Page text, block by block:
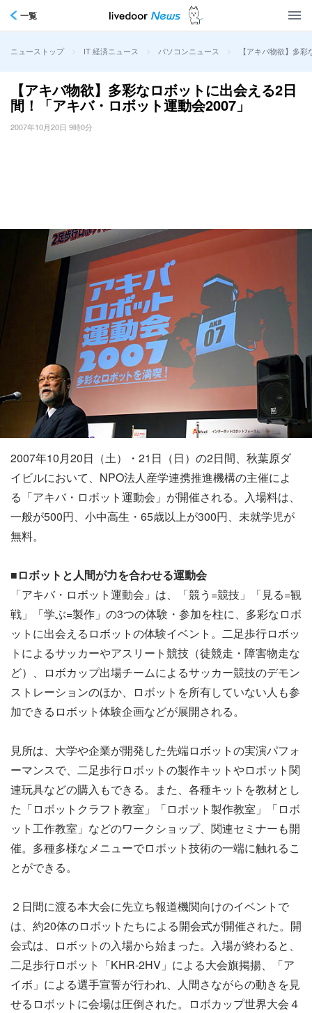
一覧
ニューストップ > IT 経済ニュース > パソコンニュース > 【アキバ物欲】多
【アキバ物欲】多彩なロボットに出会える2日
間！「アキバ・ロボット運動会2007」
2007年10月20日 9時0分
2007年10月20日（土）・21日（日）の2日間、秋葉原ダ
イビルにおいて、NPO法人産学連携推進機構の主催によ
る「アキバ・ロボット運動会」が開催される。入場料は、
一般が500円、小中高生・65歳以上が300円、未就学児が
無料。
■ロボットと人間が力を合わせる運動会
「アキバ・ロボット運動会」は、「競う=競技」「見る=観
戦」「学ぶ=製作」の3つの体験・参加を柱に、多彩なロボ
ットに出会えるロボットの体験イベント。二足歩行ロボッ
トによるサッカーやアスリート競技（徒競走・障害物走な
ど）、ロボカップ出場チームによるサッカー競技のデモン
ストレーションのほか、ロボットを所有していない人も参
加できるロボット体験企画などが展開される。
見所は、大学や企業が開発した先端ロボットの実演パフォ
ーマンスで、二足歩行ロボットの製作キットやロボット関
連玩具などの購入もできる。また、各種キットを教材とし
た「ロボットクラフト教室」「ロボット製作教室」「ロボ
ット工作教室」などのワークショップ、関連セミナーも開
催。多種多様なメニューでロボット技術の一端に触れるこ
とができる。
２日間に渡る本大会に先立ち報道機関向けのイベントで
は、約20体のロボットたちによる開会式が開催された。開
会式は、ロボットの入場から始まった。入場が終わると、
二足歩行ロボット「KHR-2HV」による大会旗掲揚、「ア
イボ」による選手宣誓が行われ、人間さながらの動きを見
せるロボットに会場は圧倒された。ロボカップ世界大会４